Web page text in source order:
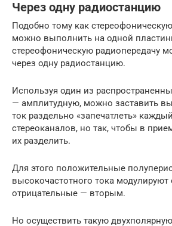
Через одну радиостанцию
Подобно тому как
можно выполнить на одной
стереофоническую радиопередачу
через одну радиостанцию.
Используя один из
— амплитудную, можно заставить
ток раздельно «запечатлеть»
стереоканалов, но так, чтобы в
их разделить.
Для этого положительные
высокочастотного тока
отрицательные — вторым.
Но осуществить такую